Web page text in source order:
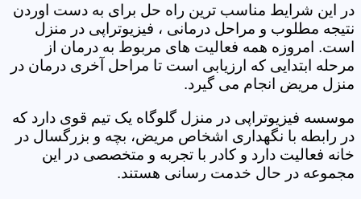
در این شرایط مناسب ترین راه حل برای به دست اوردن
نتیجه مطلوب و مراحل درمانی ، فیزیوتراپی در منزل
است. امروزه همه فعالیت های مربوط به درمان از
مرحله ابتدایی که ارزیابی است تا مراحل آخری درمان در
منزل مریض انجام می گیرد.
موسسه فیزیوتراپی در منزل گلوگاه یک تیم قوی دارد که
در رابطه با نگهداری اشخاص مریض، بچه و بزرگسال در
خانه فعالیت دارد و کادر با تجربه و متخصصی در این
مجموعه در حال خدمت رسانی هستند.